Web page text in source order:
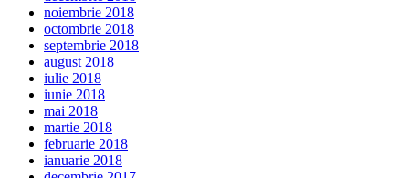
noiembrie 2018
octombrie 2018
septembrie 2018
august 2018
iulie 2018
iunie 2018
mai 2018
martie 2018
februarie 2018
ianuarie 2018